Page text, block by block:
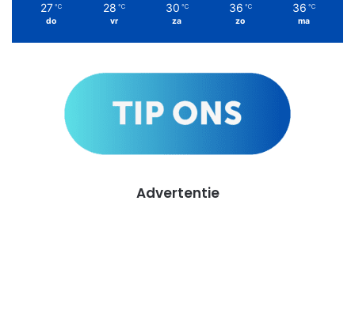
27 ℃
do
28 ℃
vr
30 ℃
za
36 ℃
zo
36 ℃
ma
Advertentie